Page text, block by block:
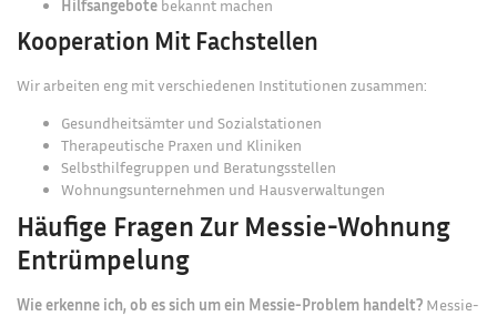
Hilfsangebote bekannt machen
Kooperation Mit Fachstellen
Wir arbeiten eng mit verschiedenen Institutionen zusammen:
Gesundheitsämter und Sozialstationen
Therapeutische Praxen und Kliniken
Selbsthilfegruppen und Beratungsstellen
Wohnungsunternehmen und Hausverwaltungen
Häufige Fragen Zur Messie-Wohnung
Entrümpelung
Wie erkenne ich, ob es sich um ein Messie-Problem handelt? Messie-